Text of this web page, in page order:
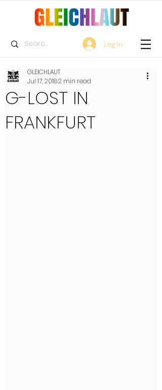
Log In
G-LOST IN
FRANKFURT
GLEICHLAUT
Jul 17, 20182 min read